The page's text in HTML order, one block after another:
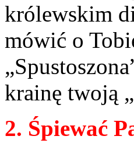
królewskim
mówić o
krainę twoją
2. Śpiewać